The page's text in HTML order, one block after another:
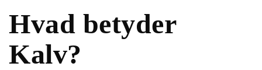
Hvad betyder
Kalv?